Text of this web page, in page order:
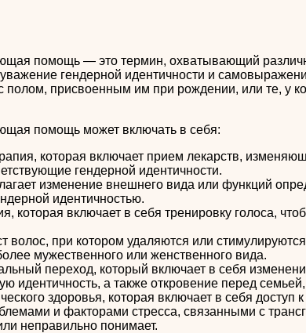
помощь — это термин, охватывающий
гендерной идентичности и
полом, присвоенным им при рождении, или те, у
помощь может включать в себя:
которая включает прием лекарств,
гендерной идентичности.
изменение внешнего вида или функций
идентичностью.
которая включает в себя тренировку голоса,
волос, при котором удаляются или
мужественного или женственного вида.
переход, который включает в себя
идентичность, а также откровение перед
здоровья, которая включает в себя
и факторами стресса, связанными с
неправильно понимает.